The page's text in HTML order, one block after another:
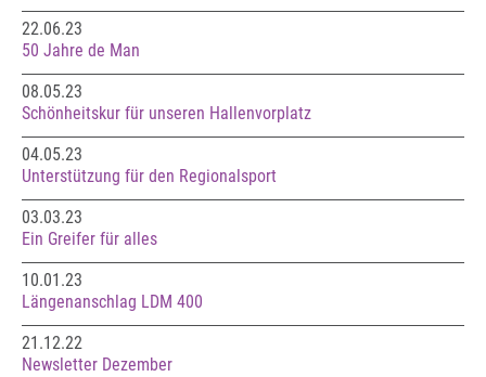
22.06.23
50 Jahre de Man
08.05.23
Schönheitskur für unseren Hallenvorplatz
04.05.23
Unterstützung für den Regionalsport
03.03.23
Ein Greifer für alles
10.01.23
Längenanschlag LDM 400
21.12.22
Newsletter Dezember